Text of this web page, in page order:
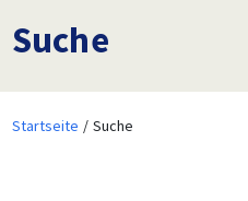
Suche
Startseite Suche